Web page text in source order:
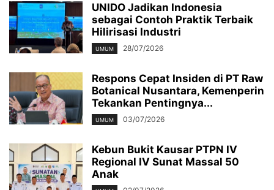
UNIDO Jadikan Indonesia
sebagai Contoh Praktik Terbaik
Hilirisasi Industri
UMUM 28/07/2026
Respons Cepat Insiden di PT Raw
Botanical Nusantara, Kemenperin
Tekankan Pentingnya...
UMUM 03/07/2026
Kebun Bukit Kausar PTPN IV
Regional IV Sunat Massal 50
Anak